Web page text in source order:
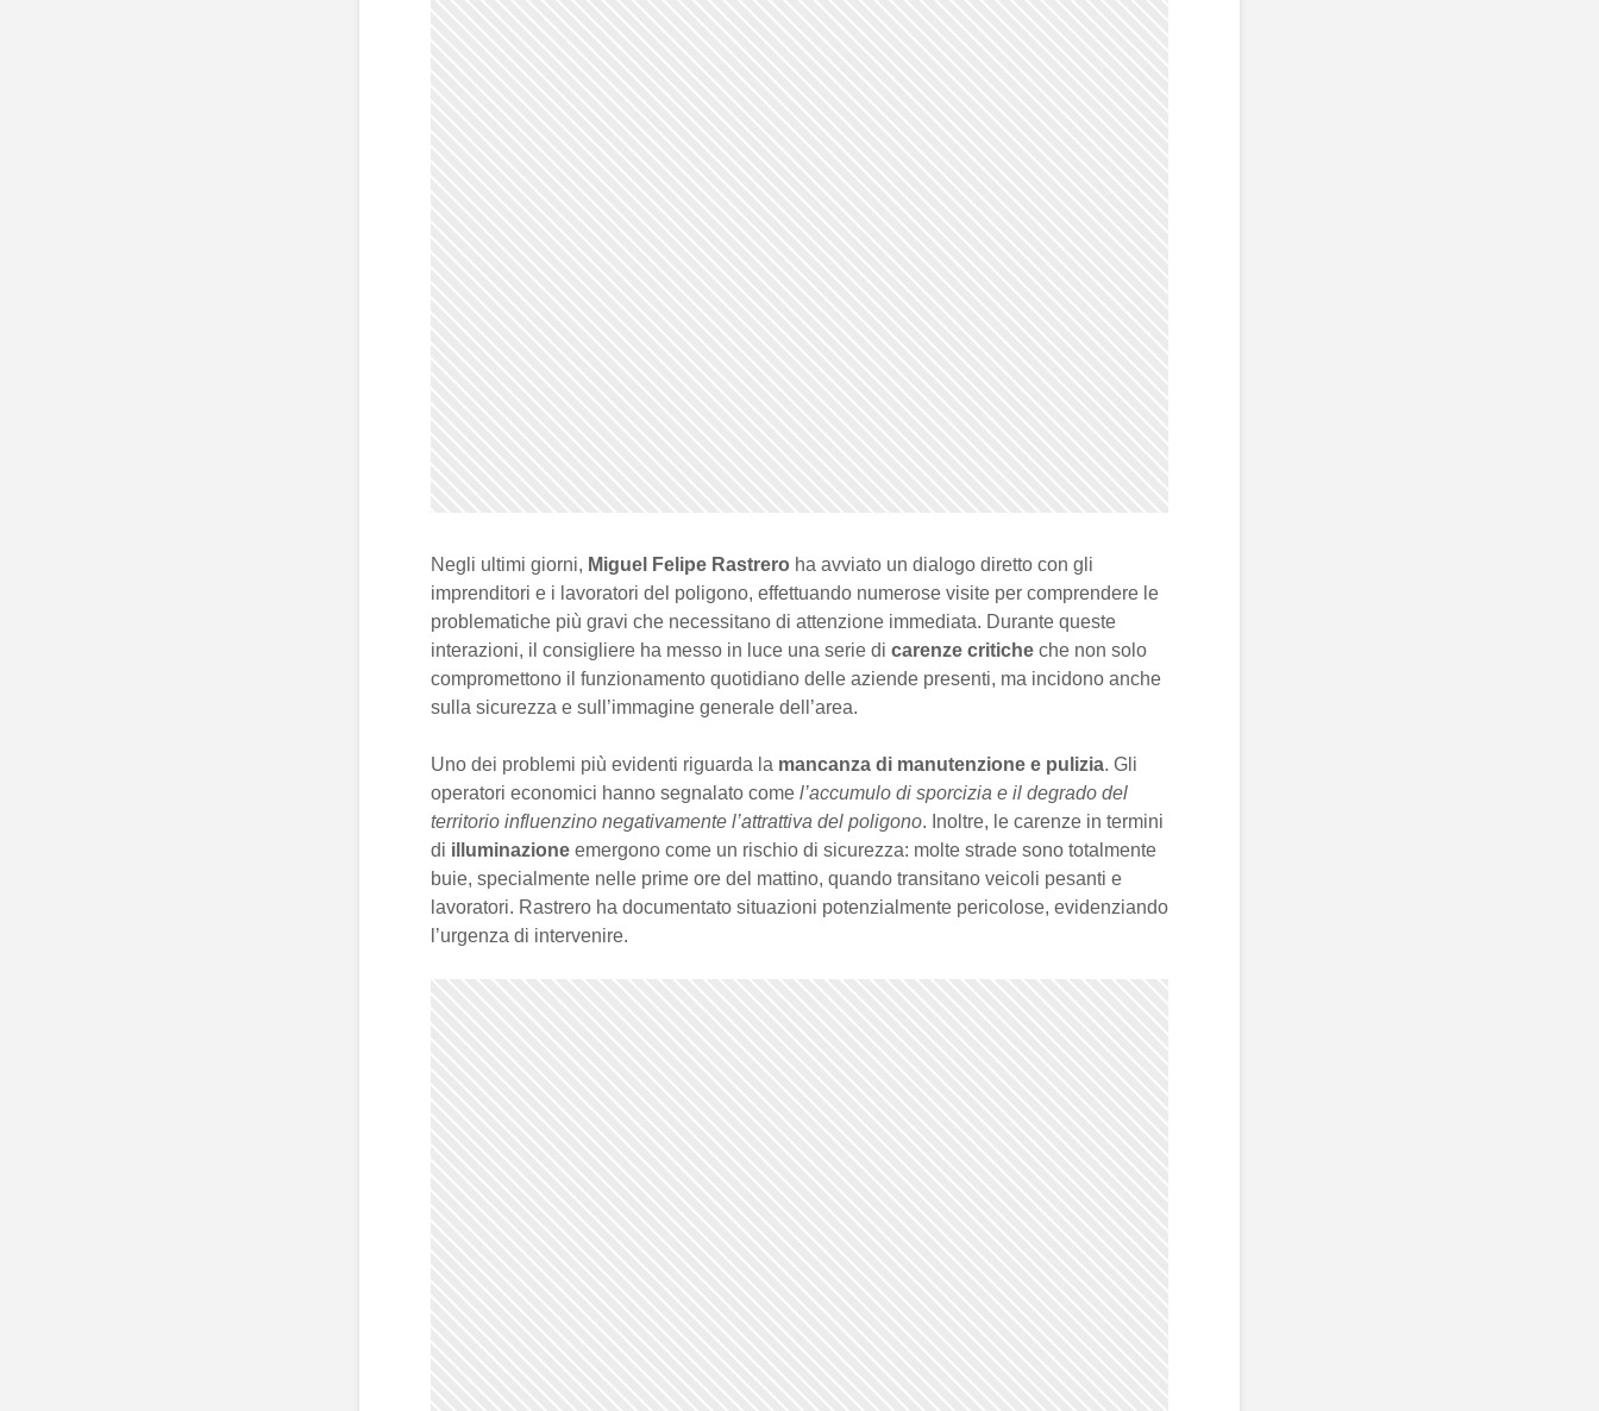
Negli ultimi giorni, Miguel Felipe Rastrero ha avviato un dialogo diretto con gli
imprenditori e i lavoratori del poligono, effettuando numerose visite per comprendere le
problematiche più gravi che necessitano di attenzione immediata. Durante queste
interazioni, il consigliere ha messo in luce una serie di carenze critiche che non solo
compromettono il funzionamento quotidiano delle aziende presenti, ma incidono anche
sulla sicurezza e sull’immagine generale dell’area.
Uno dei problemi più evidenti riguarda la mancanza di manutenzione e pulizia. Gli
operatori economici hanno segnalato come l’accumulo di sporcizia e il degrado del
territorio influenzino negativamente l’attrattiva del poligono. Inoltre, le carenze in termini
di illuminazione emergono come un rischio di sicurezza: molte strade sono totalmente
buie, specialmente nelle prime ore del mattino, quando transitano veicoli pesanti e
lavoratori. Rastrero ha documentato situazioni potenzialmente pericolose, evidenziando
l’urgenza di intervenire.